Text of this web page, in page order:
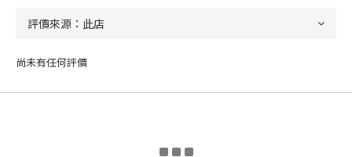
尚未有任何評價